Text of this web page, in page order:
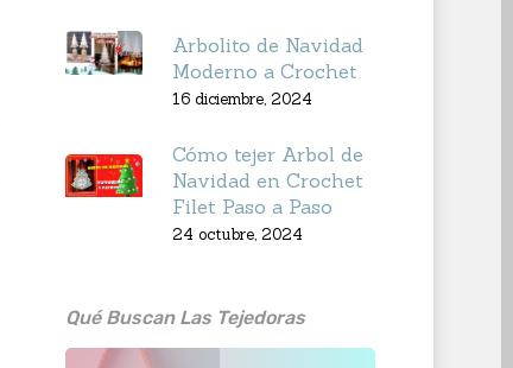
Arbolito de Navidad
Moderno a Crochet
16 diciembre, 2024
Cómo tejer Arbol de
Navidad en Crochet
Filet Paso a Paso
24 octubre, 2024
Qué Buscan Las Tejedoras